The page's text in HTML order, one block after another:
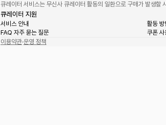
큐레이터 서비스는 무신사 큐레이터 활동의 일환으로 구매가 발생할
큐레이터 지원
서비스 안내
활동 방
FAQ 자주 묻는 질문
쿠폰 사
이용약관·운영 정책